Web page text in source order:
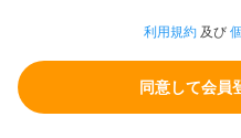
利用規約及び